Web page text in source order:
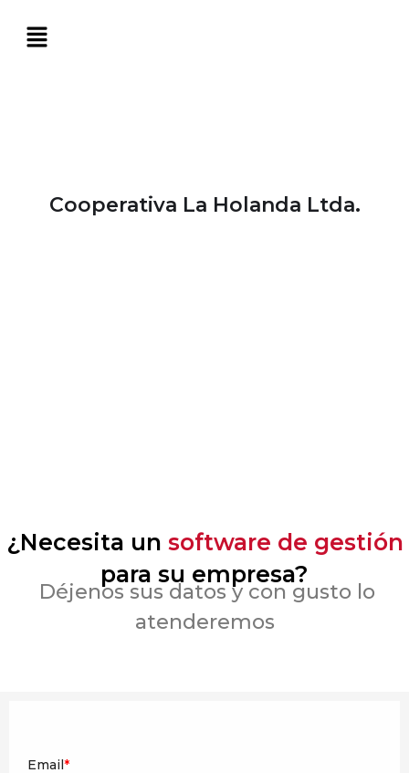
Cooperativa La Holanda Ltda.
¿Necesita un software de gestión
para su empresa?
Déjenos sus datos y con gusto lo
atenderemos